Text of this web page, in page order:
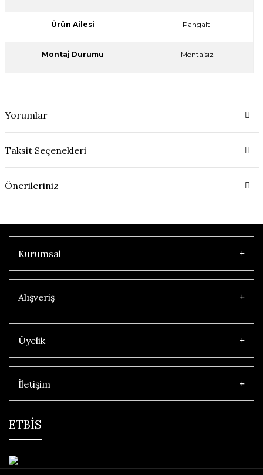
Ürün Ailesi Pangaltı
Montaj Durumu Montajsız
Yorumlar
Taksit Seçenekleri
Önerileriniz
Kurumsal
Alışveriş
Üyelik
İletişim
ETBİS